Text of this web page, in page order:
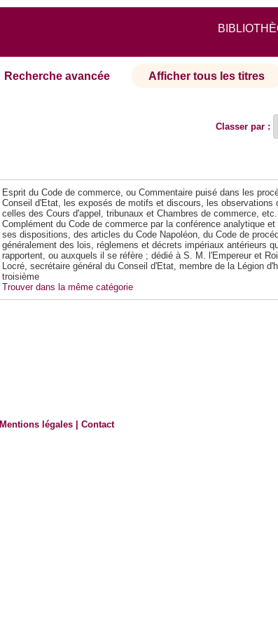
Recherche avancée Afficher tous les titres
Classer par :
Esprit du Code de commerce, ou Commentaire puisé dans les
Conseil d'Etat, les exposés de motifs et discours, les observations
celles des Cours d'appel, tribunaux et Chambres de commerce,
Complément du Code de commerce par la conférence analytique et
ses dispositions, des articles du Code Napoléon, du Code de
généralement des lois, réglemens et décrets impériaux antérieurs
rapportent, ou auxquels il se réfère ; dédié à S. M. l'Empereur et
Locré, secrétaire général du Conseil d'Etat, membre de la Légion
troisième
Trouver dans la même catégorie
Mentions légales |Contact